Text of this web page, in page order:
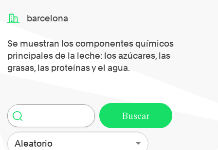
barcelona
Se muestran los componentes químicos
principales de la leche: los azúcares, las
grasas, las proteínas y el agua.
Aleatorio